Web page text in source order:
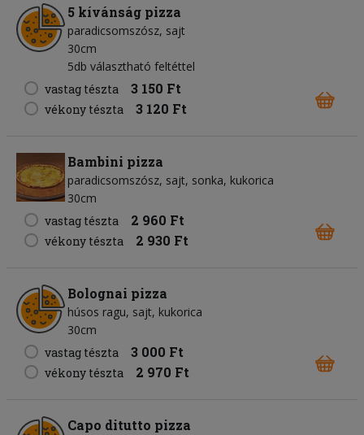
5 kívánság pizza
paradicsomszósz sajt
30cm
5db választható feltéttel
vastag tészta
3 150 Ft
vékony tészta 3 120 Ft
Bambini pizza
paradicsomszósz sajt sonka kukorica
30cm
vastag tészta
2 960 Ft
vékony tészta 2 930 Ft
Bolognai pizza
húsos ragu sajt kukorica
30cm
vastag tészta
3 000 Ft
vékony tészta 2 970 Ft
Capo ditutto pizza